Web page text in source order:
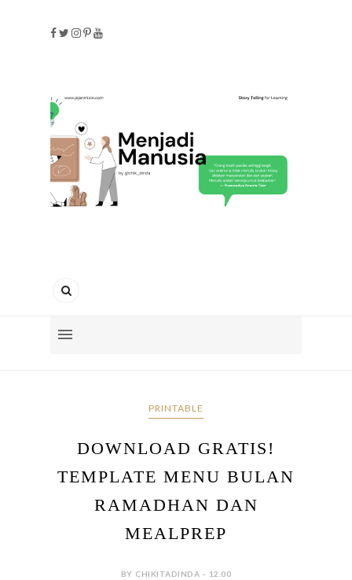
PRINTABLE
DOWNLOAD GRATIS!
TEMPLATE MENU BULAN
RAMADHAN DAN
MEALPREP
BY CHIKITADINDA - 12.00